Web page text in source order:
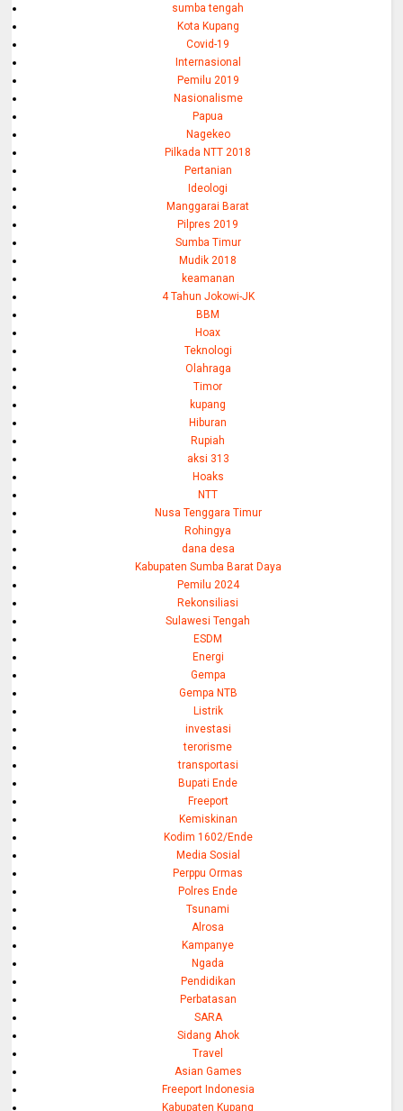
sumba tengah
Kota Kupang
Covid-19
Internasional
Pemilu 2019
Nasionalisme
Papua
Nagekeo
Pilkada NTT 2018
Pertanian
Ideologi
Manggarai Barat
Pilpres 2019
Sumba Timur
Mudik 2018
keamanan
4 Tahun Jokowi-JK
BBM
Hoax
Teknologi
Olahraga
Timor
kupang
Hiburan
Rupiah
aksi 313
Hoaks
NTT
Nusa Tenggara Timur
Rohingya
dana desa
Kabupaten Sumba Barat Daya
Pemilu 2024
Rekonsiliasi
Sulawesi Tengah
ESDM
Energi
Gempa
Gempa NTB
Listrik
investasi
terorisme
transportasi
Bupati Ende
Freeport
Kemiskinan
Kodim 1602/Ende
Media Sosial
Perppu Ormas
Polres Ende
Tsunami
Alrosa
Kampanye
Ngada
Pendidikan
Perbatasan
SARA
Sidang Ahok
Travel
Asian Games
Freeport Indonesia
Kabupaten Kupang